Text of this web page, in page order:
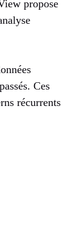
propose
Ces
récurrents